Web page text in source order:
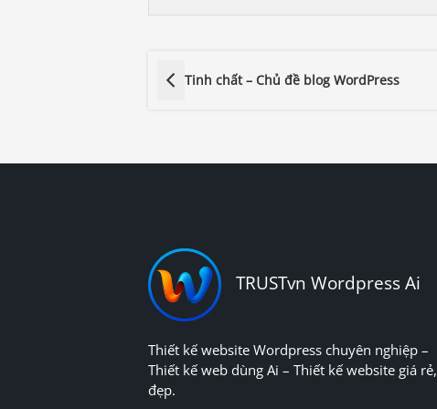
Tinh chất – Chủ đề blog WordPress
TRUSTvn Wordpress Ai
Thiết kế website Wordpress chuyên nghiệp –
Thiết kế web dùng Ai – Thiết kế website giá rẻ,
đẹp.